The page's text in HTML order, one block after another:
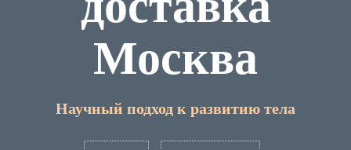
Москва
Научный подход к развитию тела